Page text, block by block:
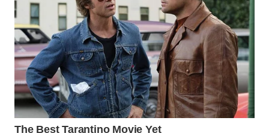
TANGERANG
WN
BINJAI
WN
CIREBON